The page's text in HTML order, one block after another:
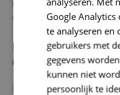
burgemeester Jurgen
eigendommen Katelijne
DUURZAAM EN
ONTWERP
Het nieuw
Google
te analyseren en
gebruikers met
gegevens
kunnen niet
persoonlijk te